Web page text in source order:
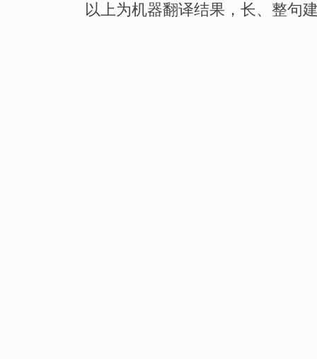
以上为机器翻译结果，长、整句